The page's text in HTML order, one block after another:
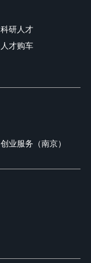
科研人才
人才购车
创业服务（南京）